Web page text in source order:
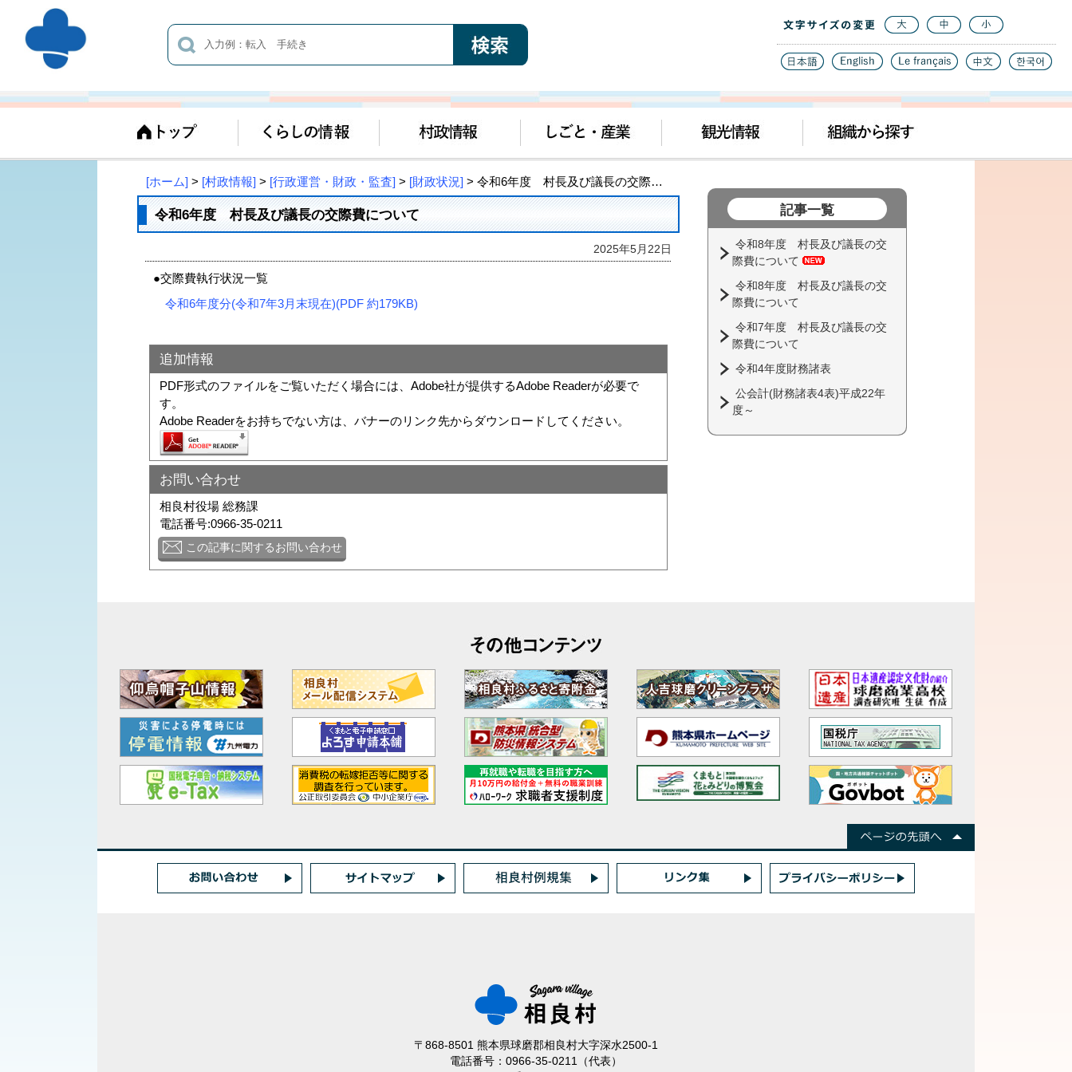
[ホーム] > [村政情報] > [行政運営・財政・監査] > [財政状況] > 令和6年度 村長及び議長の交際費について
令和6年度 村長及び議長の交際費について
2025年5月22日
●交際費執行状況一覧
令和6年度分(令和7年3月末現在)(PDF 約179KB)
追加情報
PDF形式のファイルをご覧いただく場合には、Adobe社が提供するAdobe Readerが必要で
す。
Adobe Readerをお持ちでない方は、バナーのリンク先からダウンロードしてください。
お問い合わせ
相良村役場 総務課
電話番号:0966-35-0211
この記事に関するお問い合わせ
記事一覧
令和8年度 村長及び議長の交
際費について
令和8年度 村長及び議長の交
際費について
令和7年度 村長及び議長の交
際費について
令和4年度財務諸表
公会計(財務諸表4表)平成22年
度～
〒868-8501 熊本県球磨郡相良村大字深水2500-1
電話番号：0966-35-0211（代表）